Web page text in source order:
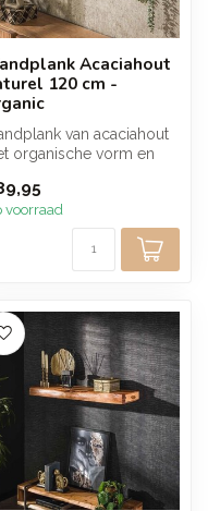
Acaciahout
120 cm -
van acaciahout
organische vorm en
lijn...
voorraad